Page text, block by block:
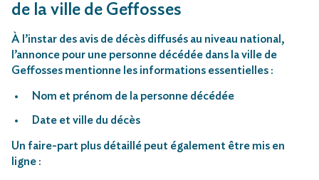
de la ville de Geffosses
À l’instar des avis de décès diffusés au niveau national,
l’annonce pour une personne décédée dans la ville de
Geffosses mentionne les informations essentielles :
Nom et prénom de la personne décédée
Date et ville du décès
Un faire-part plus détaillé peut également être mis en
ligne :